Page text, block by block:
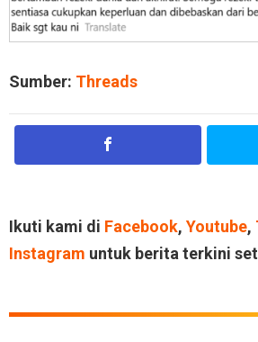
Sumber: Threads
Ikuti kami di Facebook, Youtube,
Instagram untuk berita terkini